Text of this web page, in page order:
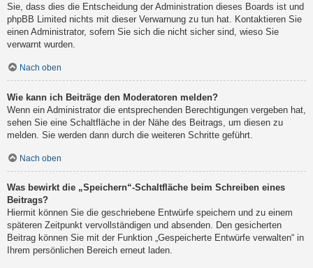
Sie, dass dies die Entscheidung der Administration dieses Boards ist und
phpBB Limited nichts mit dieser Verwarnung zu tun hat. Kontaktieren Sie
einen Administrator, sofern Sie sich die nicht sicher sind, wieso Sie
verwarnt wurden.
Nach oben
Wie kann ich Beiträge den Moderatoren melden?
Wenn ein Administrator die entsprechenden Berechtigungen vergeben hat,
sehen Sie eine Schaltfläche in der Nähe des Beitrags, um diesen zu
melden. Sie werden dann durch die weiteren Schritte geführt.
Nach oben
Was bewirkt die „Speichern“-Schaltfläche beim Schreiben eines
Beitrags?
Hiermit können Sie die geschriebene Entwürfe speichern und zu einem
späteren Zeitpunkt vervollständigen und absenden. Den gesicherten
Beitrag können Sie mit der Funktion „Gespeicherte Entwürfe verwalten“ in
Ihrem persönlichen Bereich erneut laden.